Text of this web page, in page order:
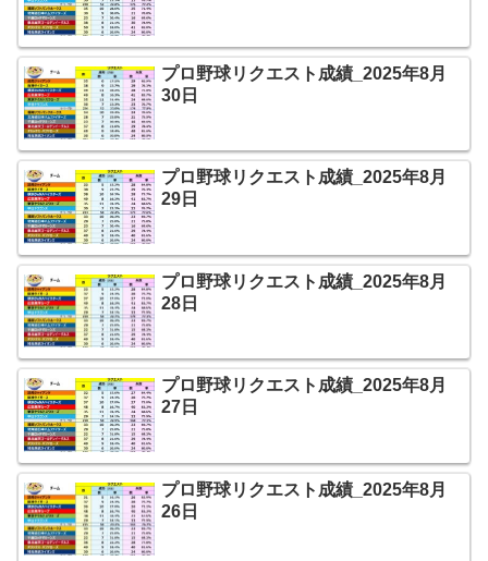
プロ野球リクエスト成績_2025年8月
30日
プロ野球リクエスト成績_2025年8月
29日
プロ野球リクエスト成績_2025年8月
28日
プロ野球リクエスト成績_2025年8月
27日
プロ野球リクエスト成績_2025年8月
26日